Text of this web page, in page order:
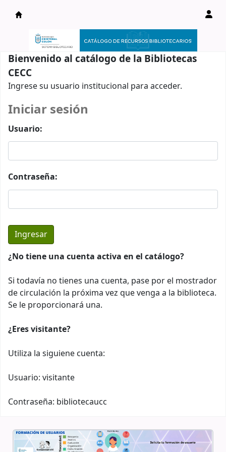
Catálogo en línea
Bienvenido al catálogo de la Bibliotecas
CECC
Ingrese su usuario institucional para acceder.
Iniciar sesión
Usuario:
Contraseña:
¿No tiene una cuenta activa en el catálogo?
Si todavía no tienes una cuenta, pase por el mostrador
de circulación la próxima vez que venga a la biblioteca.
Se le proporcionará una.
¿Eres visitante?
Utiliza la siguiene cuenta:
Usuario: visitante
Contraseña: bibliotecaucc